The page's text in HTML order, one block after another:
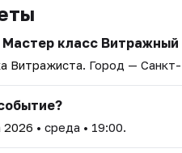
Мастер класс
Витражиста. Город —
2026 • среда • 19:00.